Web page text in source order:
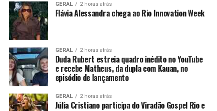
GERAL 2 horas atrás
Flávia Alessandra chega ao Rio Innovation Week
GERAL 2 horas atrás
Duda Rubert estreia quadro inédito no YouTube
e recebe Matheus, da dupla com Kauan, no
episódio de lançamento
GERAL 2 horas atrás
Júlia Cristiano participa do Viradão Gospel Rio e